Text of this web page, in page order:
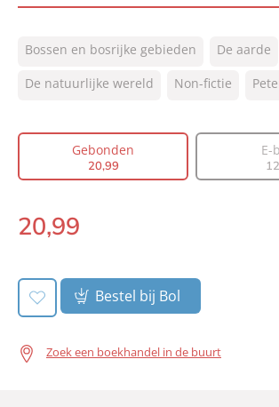
NUR:
410
Type:
Gebonden
Vertaler:
Bonella van
Verschijningsdatum:
Bossen en bosrijke gebieden
De aarde
De natuurlijke wereld
Non-fictie
Gebonden
20,99
E-
12
Gebonden:
20,99
Bestel bij Bol
Zoek een boekhandel in de buurt